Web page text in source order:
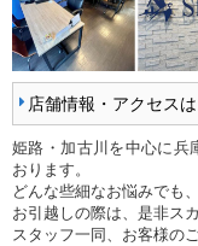
店舗情報・アクセス
姫路・加古川を中心に兵
おります。
どんな些細なお悩みでも
お引越しの際は、是非ス
スタッフ一同、お客様の